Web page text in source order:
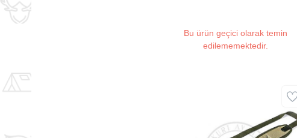
Bu ürün geçici olarak temin
edilememektedir.